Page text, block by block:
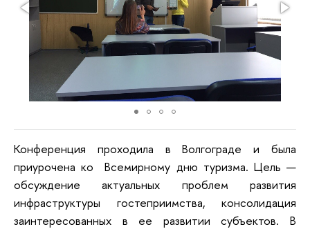
Конференция проходила в Волгограде и была
приурочена ко Всемирному дню туризма. Цель —
обсуждение актуальных проблем развития
инфраструктуры гостеприимства, консолидация
заинтересованных в ее развитии субъектов. В